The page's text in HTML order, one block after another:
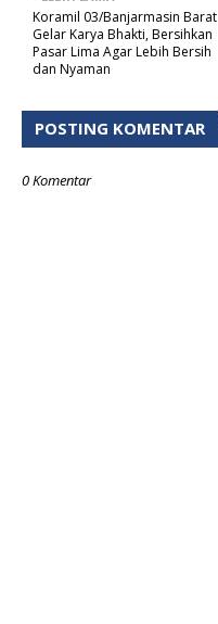
Koramil 03/Banjarmasin Barat
Gelar Karya Bhakti, Bersihkan
Pasar Lima Agar Lebih Bersih
dan Nyaman
POSTING KOMENTAR
0 Komentar